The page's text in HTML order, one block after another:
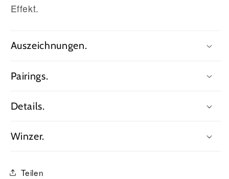
Effekt.
Auszeichnungen.
Pairings.
Details.
Winzer.
Teilen